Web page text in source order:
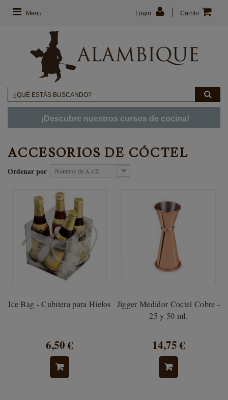
Menu Carrito
Login
¡Descubre nuestros cursos de cocina!
ACCESORIOS DE CÓCTEL
Ordenar por Nombre: de A a Z
Ice Bag - Cubitera para Hielos
6,50 €
Jigger Medidor Coctel Cobre -
25 y 50 ml.
14,75 €